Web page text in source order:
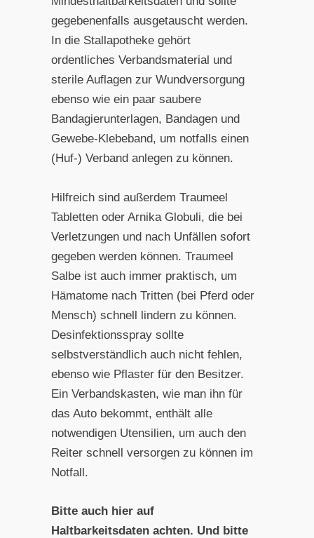
gegebenenfalls ausgetauscht werden.
In die Stallapotheke gehört
ordentliches Verbandsmaterial und
sterile Auflagen zur Wundversorgung
ebenso wie ein paar saubere
Bandagierunterlagen, Bandagen und
Gewebe-Klebeband, um notfalls einen
(Huf-) Verband anlegen zu können.
Hilfreich sind außerdem Traumeel
Tabletten oder Arnika Globuli, die bei
Verletzungen und nach Unfällen sofort
gegeben werden können. Traumeel
Salbe ist auch immer praktisch, um
Hämatome nach Tritten (bei Pferd oder
Mensch) schnell lindern zu können.
Desinfektionsspray sollte
selbstverständlich auch nicht fehlen,
ebenso wie Pflaster für den Besitzer.
Ein Verbandskasten, wie man ihn für
das Auto bekommt, enthält alle
notwendigen Utensilien, um auch den
Reiter schnell versorgen zu können im
Notfall.
Bitte auch hier auf
Haltbarkeitsdaten achten. Und bitte